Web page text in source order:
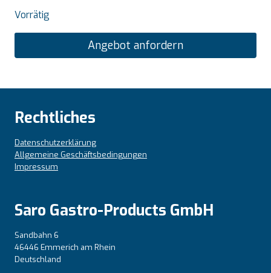
Vorrätig
Angebot anfordern
Rechtliches
Datenschutzerklärung
Allgemeine Geschäftsbedingungen
Impressum
Saro Gastro-Products GmbH
Sandbahn 6
46446 Emmerich am Rhein
Deutschland